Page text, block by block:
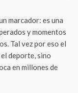
marcador: es una
y momentos
Tal vez por eso el
deporte, sino
en millones de